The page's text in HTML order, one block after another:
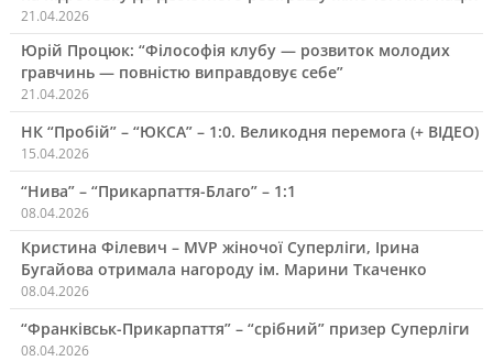
21.04.2026
Юрій Процюк: “Філософія клубу — розвиток молодих
гравчинь — повністю виправдовує себе”
21.04.2026
НК “Пробій” – “ЮКСА” – 1:0. Великодня перемога (+ ВІДЕО)
15.04.2026
“Нива” – “Прикарпаття-Благо” – 1:1
08.04.2026
Кристина Філевич – MVP жіночої Суперліги, Ірина
Бугайова отримала нагороду ім. Марини Ткаченко
08.04.2026
“Франківськ-Прикарпаття” – “срібний” призер Суперліги
08.04.2026